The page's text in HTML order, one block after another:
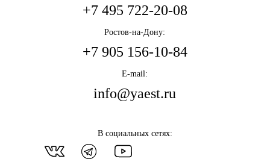
+7 495 722-20-08
Ростов-на-Дону:
+7 905 156-10-84
E-mail:
info@yaest.ru
В социальных сетях: